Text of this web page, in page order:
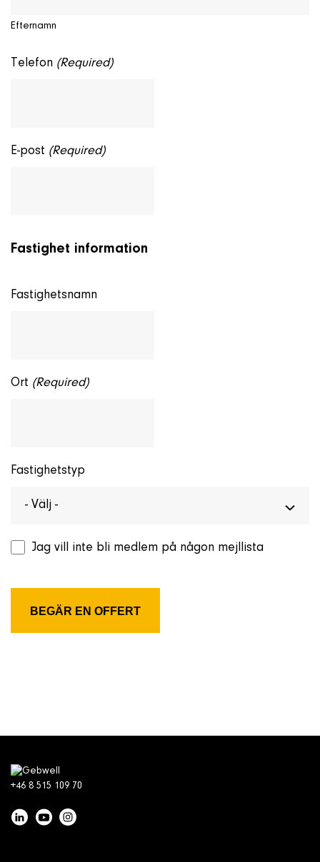
Efternamn
Telefon (Required)
E-post (Required)
Fastighet information
Fastighetsnamn
Ort (Required)
Fastighetstyp
Jag vill inte bli medlem på någon mejllista
+46 8 515 109 70